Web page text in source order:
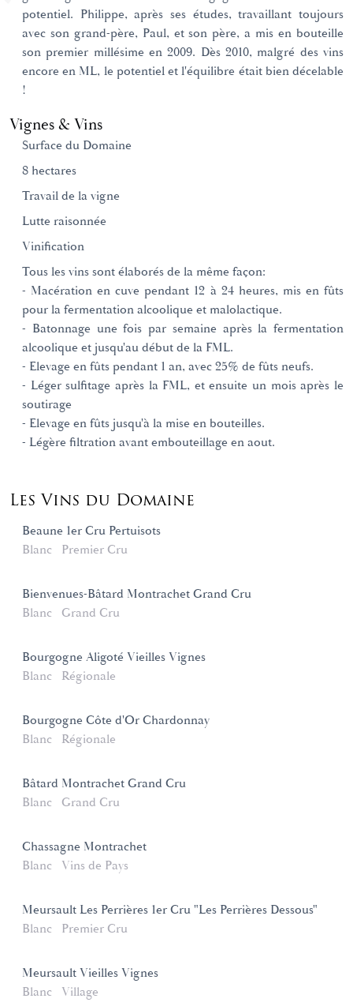
potentiel. Philippe, après ses études, travaillant toujours
avec son grand-père, Paul, et son père, a mis en bouteille
son premier millésime en 2009. Dès 2010, malgré des vins
encore en ML, le potentiel et l'équilibre était bien décelable
!
Vignes & Vins
Surface du Domaine
8 hectares
Travail de la vigne
Lutte raisonnée
Vinification
Tous les vins sont élaborés de la même façon:
- Macération en cuve pendant 12 à 24 heures, mis en fûts
pour la fermentation alcoolique et malolactique.
- Batonnage une fois par semaine après la fermentation
alcoolique et jusqu'au début de la FML.
- Elevage en fûts pendant 1 an, avec 25% de fûts neufs.
- Léger sulfitage après la FML, et ensuite un mois après le
soutirage
- Elevage en fûts jusqu'à la mise en bouteilles.
- Légère filtration avant embouteillage en aout.
Les Vins du Domaine
Beaune 1er Cru Pertuisots
Blanc
Premier Cru
Bienvenues-Bâtard Montrachet Grand Cru
Blanc
Grand Cru
Bourgogne Aligoté Vieilles Vignes
Blanc
Régionale
Bourgogne Côte d'Or Chardonnay
Blanc
Régionale
Bâtard Montrachet Grand Cru
Blanc
Grand Cru
Chassagne Montrachet
Blanc
Vins de Pays
Meursault Les Perrières 1er Cru "Les Perrières Dessous"
Blanc
Premier Cru
Meursault Vieilles Vignes
Blanc
Village